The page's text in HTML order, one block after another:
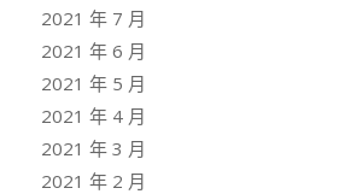
2021 年 7 月
2021 年 6 月
2021 年 5 月
2021 年 4 月
2021 年 3 月
2021 年 2 月